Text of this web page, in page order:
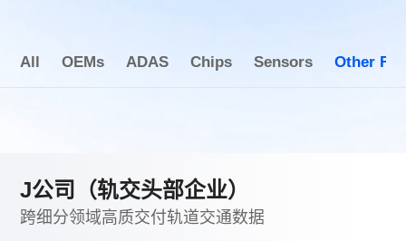
About
All OEMs ADAS Chips Sensors Other
J公司（轨交头部企业）
跨细分领域高质交付轨道交通数据